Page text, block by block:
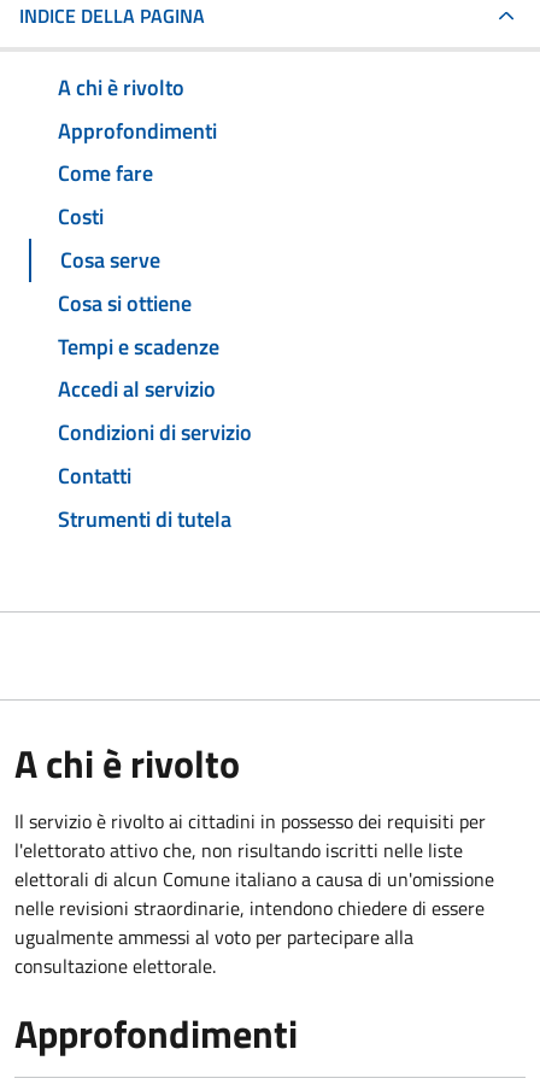
INDICE DELLA PAGINA
A chi è rivolto
Approfondimenti
Come fare
Costi
Cosa serve
Cosa si ottiene
Tempi e scadenze
Accedi al servizio
Condizioni di servizio
Contatti
Strumenti di tutela
A chi è rivolto
Il servizio è rivolto ai cittadini in possesso dei requisiti per
l'elettorato attivo che, non risultando iscritti nelle liste
elettorali di alcun Comune italiano a causa di un'omissione
nelle revisioni straordinarie, intendono chiedere di essere
ugualmente ammessi al voto per partecipare alla
consultazione elettorale.
Approfondimenti